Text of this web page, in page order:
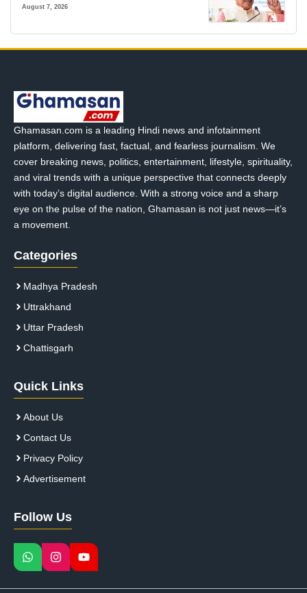
August 7, 2026
Ghamasan.com is a leading Hindi news and infotainment
platform, delivering fast, factual, and fearless journalism. We
cover breaking news, politics, entertainment, lifestyle, spirituality,
and viral trends with a unique perspective that connects deeply
with today’s digital audience. With a strong voice and a sharp
eye on the pulse of the nation, Ghamasan is not just news—it’s
a movement.
Categories
Madhya Pradesh
Uttrakhand
Uttar Pradesh
Chattisgarh
Quick Links
About Us
Contact Us
Privacy Policy
Advertisement
Follow Us